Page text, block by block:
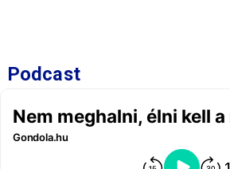
Podcast